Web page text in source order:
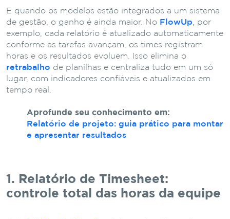
E quando os modelos estão integrados a um sistema
de gestão, o ganho é ainda maior. No FlowUp , por
exemplo, cada relatório é atualizado automaticamente
conforme as tarefas avançam, os times registram
horas e os resultados evoluem. Isso elimina o
retrabalho de planilhas e centraliza tudo em um só
lugar, com indicadores confiáveis e atualizados em
tempo real.
Aprofunde seu conhecimento em:
Relatório de projeto: guia prático para montar
e apresentar resultados
1. Relatório de Timesheet:
controle total das horas da equipe